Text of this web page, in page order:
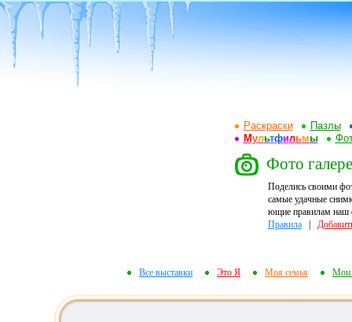
Раскраски
Пазлы
Мультфильмы
Фото
Поделись своими
самые удачные
ющие правилам наш
Правила|
Все выставки Это Я Моя семья Мои